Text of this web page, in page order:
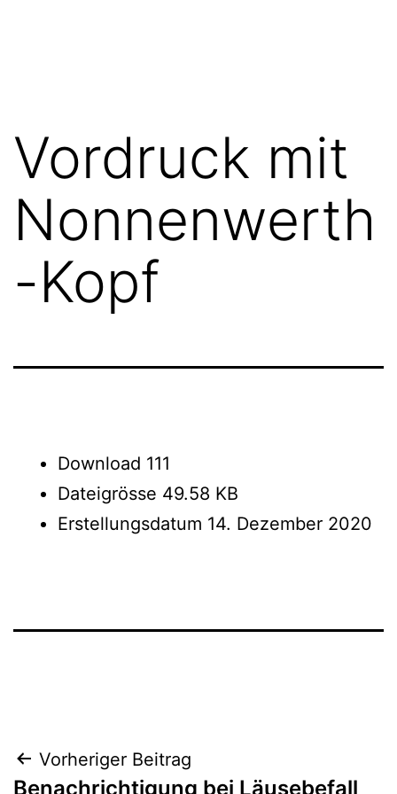
Vordruck mit
Nonnenwerth
-Kopf
Download 111
Dateigrösse 49.58 KB
Erstellungsdatum 14. Dezember 2020
Beitrags-
Vorheriger Beitrag
Benachrichtigung bei Läusebefall